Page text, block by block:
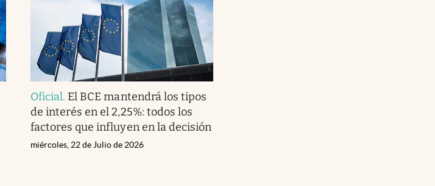
Oficial. El BCE mantendrá los tipos
de interés en el 2,25%: todos los
factores que influyen en la decisión
miércoles, 22 de Julio de 2026